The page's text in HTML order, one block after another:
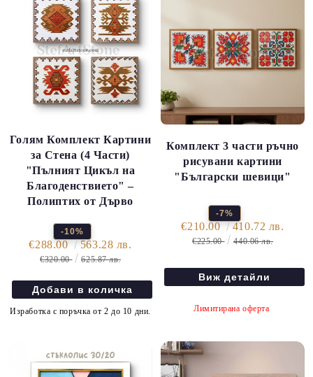
Голям Комплект Картини
за Стена (4 Части)
"Пълният Цикъл на
Благоденствието" –
Полиптих от Дърво
-10%
€288.00 563.28 лв.
€320.00 625.87 лв.
Изработка с поръчка от 2 до 10 дни.
Комплект 3 части ръчно
рисувани картини
"Български шевици"
-7%
€210.00 410.72 лв.
€225.00 440.06 лв.
Виж детайли
Лимитирана оферта